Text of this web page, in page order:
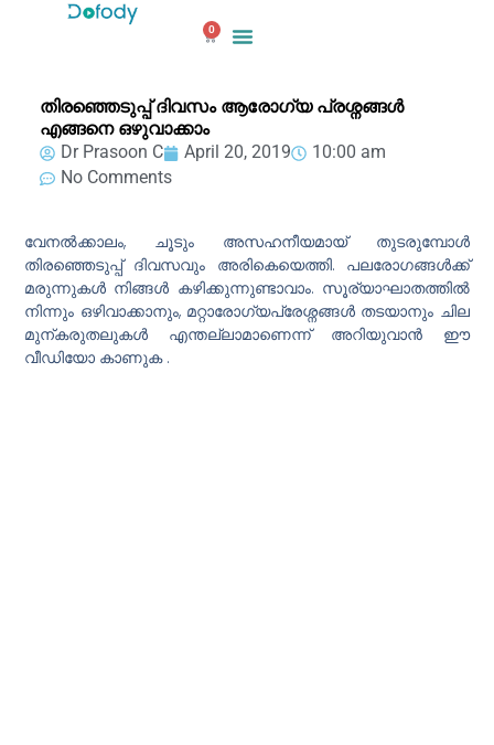
0
Cart
തിരഞ്ഞെടുപ്പ് ദിവസം ആരോഗ്യ പ്രശ്നങ്ങൾ
എങ്ങനെ ഒഴുവാക്കാം
Dr Prasoon C
April 20, 2019
10:00 am
No Comments
വേനൽക്കാലം, ചൂടും അസഹനീയമായ് തുടരുമ്പോൾ
തിരഞ്ഞെടുപ്പ് ദിവസവും അരികെയെത്തി. പലരോഗങ്ങൾക്ക്
മരുന്നുകൾ നിങ്ങൾ കഴിക്കുന്നുണ്ടാവാം. സൂര്യാഘാതത്തിൽ
നിന്നും ഒഴിവാക്കാനും, മറ്റാരോഗ്യപ്രേശ്നങ്ങൾ തടയാനും ചില
മുന്കരുതലുകൾ എന്തല്ലാമാണെന്ന് അറിയുവാൻ ഈ
വീഡിയോ കാണുക .